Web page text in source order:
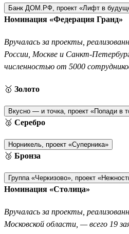
Банк ДОМ.РФ, проект «Лифт в
Номинация «Федерация Гранд»
Вручалась за проекты,
России, Москве и Санкт-
численностью от 5000
🥇 Золото
Вкусно — и точка, проект «Попади в
🥈 Серебро
Норникель, проект «Суперника»
🥉 Бронза
Группа «Черкизово», проект
Номинация «Столица»
Вручалась за проекты,
Московской области, — всего 19